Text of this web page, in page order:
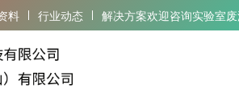
料 行业动态 解决方案欢迎咨询实验室